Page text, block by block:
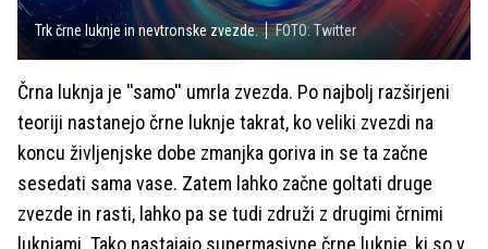
Trk črne luknje in nevtronske zvezde. FOTO: Twitter
Črna luknja je ''samo'' umrla zvezda. Po najbolj razširjeni
teoriji nastanejo črne luknje takrat, ko veliki zvezdi na
koncu življenjske dobe zmanjka goriva in se ta začne
sesedati sama vase. Zatem lahko začne goltati druge
zvezde in rasti, lahko pa se tudi združi z drugimi črnimi
luknjami. Tako nastajajo supermasivne črne luknje, ki so v